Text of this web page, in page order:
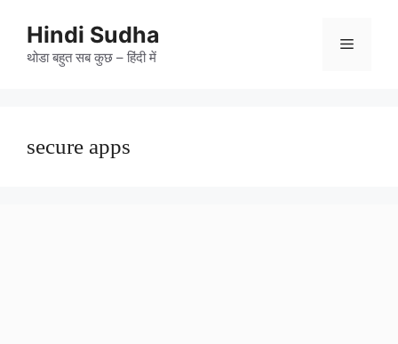
contentHindi Sudha
थोडा बहुत सब कुछ – हिंदी में
Menu
secure apps